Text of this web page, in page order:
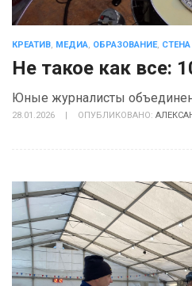
КРЕАТИВ, МЕДИА, ОБРАЗОВАНИЕ,
Не такое как все:
Юные журналисты
28.01.2026 | ОПУБЛИКОВАНО: